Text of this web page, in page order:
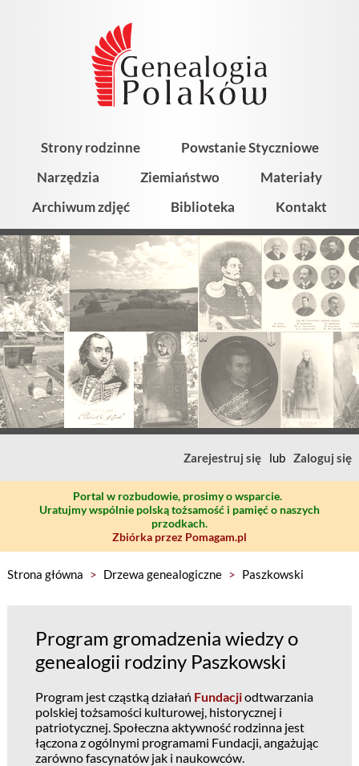
Strony rodzinne
Powstanie Styczniowe
Narzędzia
Ziemiaństwo
Materiały
Archiwum zdjęć
Biblioteka Kontakt
Zarejestruj się lub Zaloguj się
Portal w rozbudowie, prosimy o wsparcie.
Uratujmy wspólnie polską tożsamość i pamięć o naszych
przodkach.
Zbiórka przez Pomagam.pl
Strona główna > Drzewa genealogiczne > Paszkowski
Program gromadzenia wiedzy o
genealogii rodziny Paszkowski
Program jest cząstką działań Fundacjiodtwarzania
polskiej tożsamości kulturowej, historycznej i
patriotycznej. Społeczna aktywność rodzinna jest
łączona z ogólnymi programami Fundacji, angażując
zarówno fascynatów jak i naukowców.